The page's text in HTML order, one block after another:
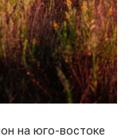
на юго-востоке